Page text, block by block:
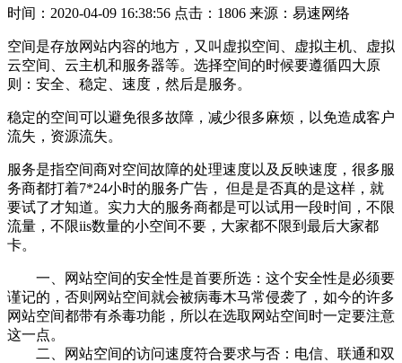
时间：2020-04-09 16:38:56 点击：1806 来源：易速网络
空间是存放网站内容的地方，又叫虚拟空间、虚拟主机、虚拟
云空间、云主机和服务器等。选择空间的时候要遵循四大原
则：安全、稳定、速度，然后是服务。
稳定的空间可以避免很多故障，减少很多麻烦，以免造成客户
流失，资源流失。
服务是指空间商对空间故障的处理速度以及反映速度，很多服
务商都打着7*24小时的服务广告， 但是是否真的是这样，就
要试了才知道。实力大的服务商都是可以试用一段时间，不限
流量，不限iis数量的小空间不要，大家都不限到最后大家都
卡。
一、网站空间的安全性是首要所选：这个安全性是必须要
谨记的，否则网站空间就会被病毒木马常侵袭了，如今的许多
网站空间都带有杀毒功能，所以在选取网站空间时一定要注意
这一点。
二、网站空间的访问速度符合要求与否：电信、联通和双